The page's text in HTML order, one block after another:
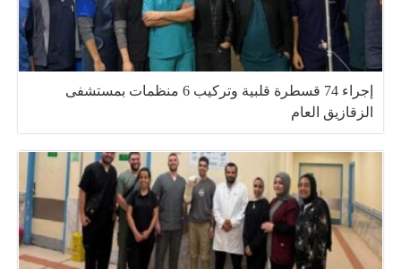
إجراء 74 قسطرة قلبية وتركيب 6 منظمات بمستشفى
الزقازيق العام